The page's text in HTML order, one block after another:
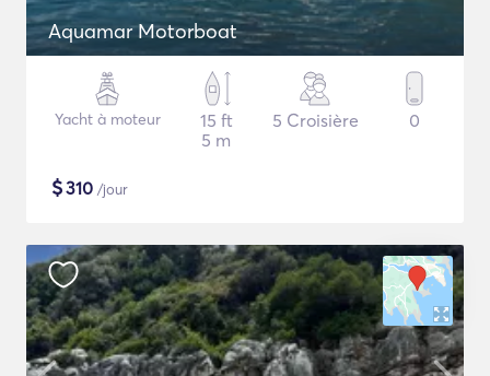
Aquamar Motorboat
Yacht à moteur
15 ft
5 m
5 Croisière 0
$310 /jour